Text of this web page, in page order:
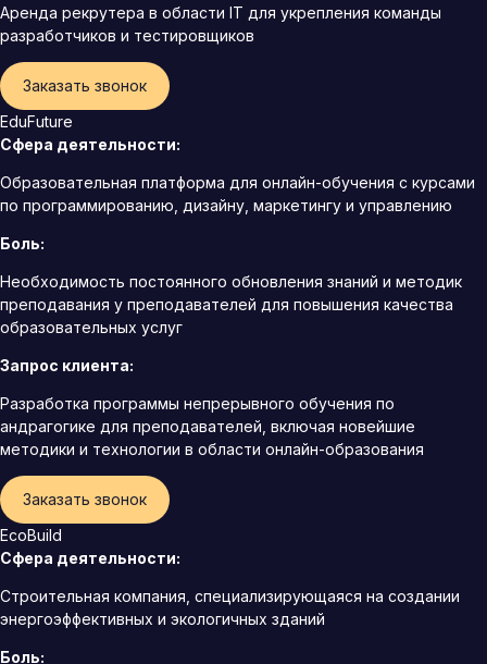
Аренда рекрутера в области IT для укрепления команды
разработчиков и тестировщиков
Заказать звонок
EduFuture
Сфера деятельности:
Образовательная платформа для онлайн-обучения с курсами
по программированию, дизайну, маркетингу и управлению
Боль:
Необходимость постоянного обновления знаний и методик
преподавания у преподавателей для повышения качества
образовательных услуг
Запрос клиента:
Разработка программы непрерывного обучения по
андрагогике для преподавателей, включая новейшие
методики и технологии в области онлайн-образования
Заказать звонок
EcoBuild
Сфера деятельности:
Строительная компания, специализирующаяся на создании
энергоэффективных и экологичных зданий
Боль: